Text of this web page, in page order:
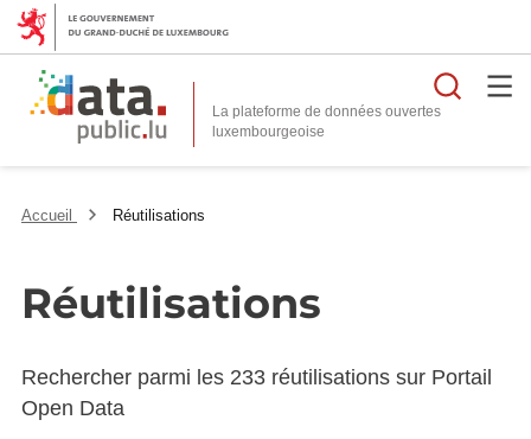
La plateforme de données ouvertes
Accueil Réutilisations
Réutilisations
Rechercher parmi les 233 réutilisations sur Portail
Open Data